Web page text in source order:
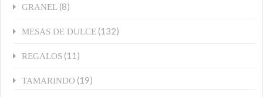
GRANEL (8)
MESAS DE DULCE (132)
REGALOS (11)
TAMARINDO (19)